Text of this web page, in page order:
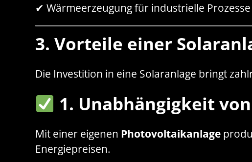
✔ Wärmeerzeugung für industrielle Prozesse
3. Vorteile einer
Die Investition in eine Solaranlage bringt
1. Unabhängigkeit
Mit einer eigenen Photovoltaikanlage
Energiepreisen.